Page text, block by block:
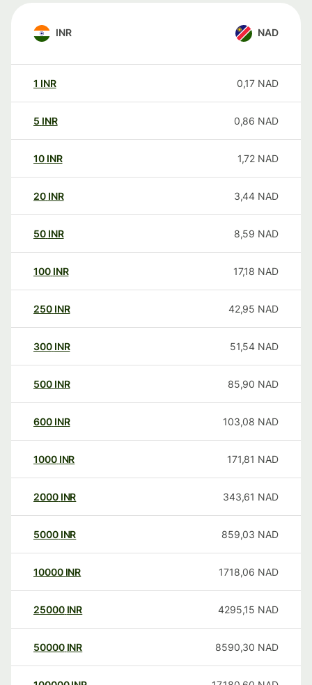
INR NAD
1 INR 0,17 NAD
5 INR 0,86 NAD
10 INR 1,72 NAD
20 INR 3,44 NAD
50 INR 8,59 NAD
100 INR 17,18 NAD
250 INR 42,95 NAD
300 INR 51,54 NAD
500 INR 85,90 NAD
600 INR 103,08 NAD
1000 INR 171,81 NAD
2000 INR 343,61 NAD
5000 INR 859,03 NAD
10000 INR 1718,06 NAD
25000 INR 4295,15 NAD
50000 INR 8590,30 NAD